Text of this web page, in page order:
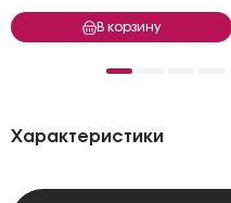
В корзину
Характеристики